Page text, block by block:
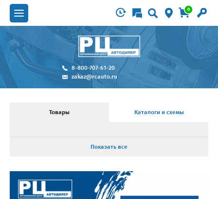
0
8-800-707-61-20
zakaz@rcauto.ru
Товары Каталоги и схемы
Показать все